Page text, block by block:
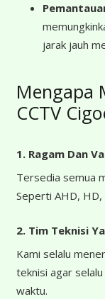
jarak jauh
Mengapa
CCTV
1. Ragam Dan
Tersedia semua
Seperti AHD, HD,
2. Tim Teknisi
Kami selalu
teknisi agar
waktu.